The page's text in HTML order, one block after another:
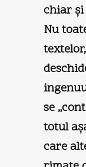
chiar şi
Nu
se
totul
care